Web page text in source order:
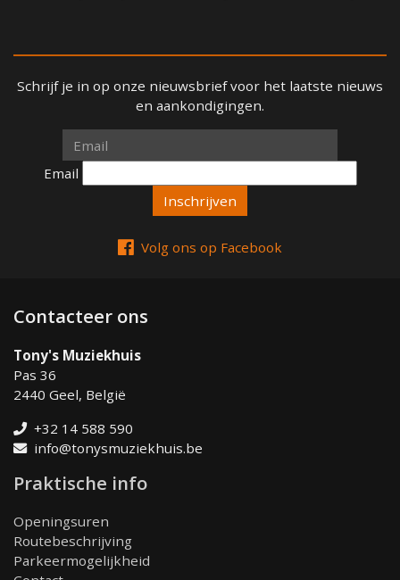
Schrijf je in op onze nieuwsbrief voor het laatste nieuws
en aankondigingen.
Email
Email
Volg ons op Facebook
Contacteer ons
Tony's Muziekhuis
Pas 36
2440 Geel, België
+32 14 588 590
info@tonysmuziekhuis.be
Praktische info
Openingsuren
Routebeschrijving
Parkeermogelijkheid